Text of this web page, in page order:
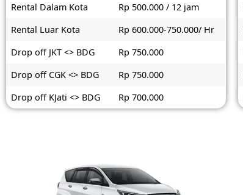
Rental Dalam Kota
Rp 500.000 / 12 jam
Rental Luar Kota
Rp 600.000-750.000/ Hr
Drop off JKT <> BDG
Rp 750.000
Drop off CGK <> BDG
Rp 750.000
Drop off KJati <> BDG
Rp 700.000